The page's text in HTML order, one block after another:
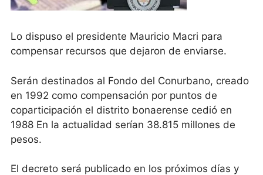
Lo dispuso el presidente Mauricio Macri para
compensar recursos que dejaron de enviarse.
Serán destinados al Fondo del Conurbano, creado
en 1992 como compensación por puntos de
coparticipación el distrito bonaerense cedió en
1988 En la actualidad serían 38.815 millones de
pesos.
El decreto será publicado en los próximos días y